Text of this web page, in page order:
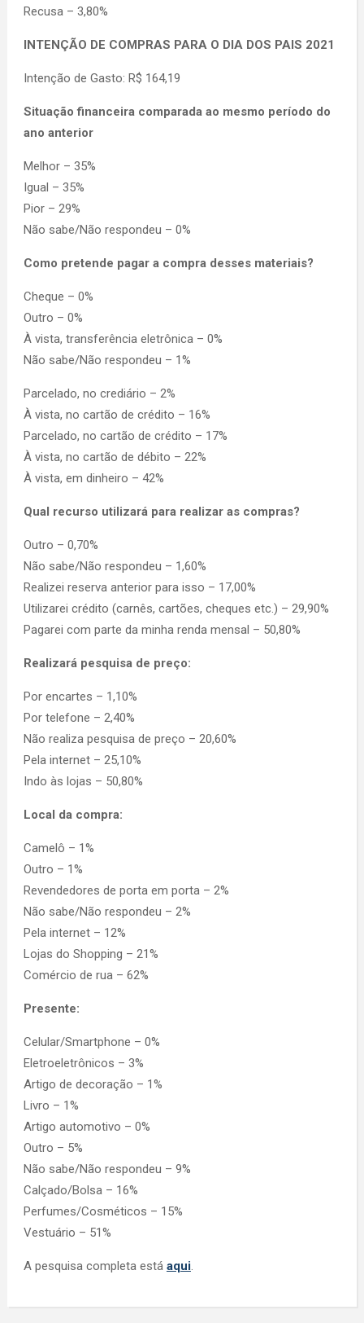
Recusa – 3,80%
INTENÇÃO DE COMPRAS PARA O DIA DOS PAIS 2021
Intenção de Gasto: R$ 164,19
Situação financeira comparada ao mesmo período do
ano anterior
Melhor – 35%
Igual – 35%
Pior – 29%
Não sabe/Não respondeu – 0%
Como pretende pagar a compra desses materiais?
Cheque – 0%
Outro – 0%
À vista, transferência eletrônica – 0%
Não sabe/Não respondeu – 1%
Parcelado, no crediário – 2%
À vista, no cartão de crédito – 16%
Parcelado, no cartão de crédito – 17%
À vista, no cartão de débito – 22%
À vista, em dinheiro – 42%
Qual recurso utilizará para realizar as compras?
Outro – 0,70%
Não sabe/Não respondeu – 1,60%
Realizei reserva anterior para isso – 17,00%
Utilizarei crédito (carnês, cartões, cheques etc.) – 29,90%
Pagarei com parte da minha renda mensal – 50,80%
Realizará pesquisa de preço:
Por encartes – 1,10%
Por telefone – 2,40%
Não realiza pesquisa de preço – 20,60%
Pela internet – 25,10%
Indo às lojas – 50,80%
Local da compra:
Camelô – 1%
Outro – 1%
Revendedores de porta em porta – 2%
Não sabe/Não respondeu – 2%
Pela internet – 12%
Lojas do Shopping – 21%
Comércio de rua – 62%
Presente:
Celular/Smartphone – 0%
Eletroeletrônicos – 3%
Artigo de decoração – 1%
Livro – 1%
Artigo automotivo – 0%
Outro – 5%
Não sabe/Não respondeu – 9%
Calçado/Bolsa – 16%
Perfumes/Cosméticos – 15%
Vestuário – 51%
A pesquisa completa está aqui.